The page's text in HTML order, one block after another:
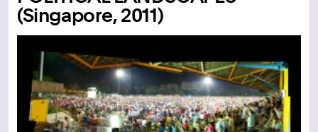
(Singapore, 2011)